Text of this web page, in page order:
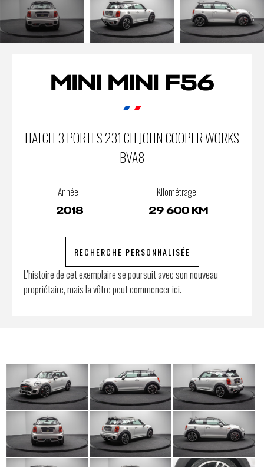
MINI MINI F56
HATCH 3 PORTES 231 CH JOHN COOPER WORKS
BVA8
Année :
2018
Kilométrage :
29 600 KM
RECHERCHE PERSONNALISÉE
L’histoire de cet exemplaire se poursuit avec son nouveau
propriétaire, mais la vôtre peut commencer ici.